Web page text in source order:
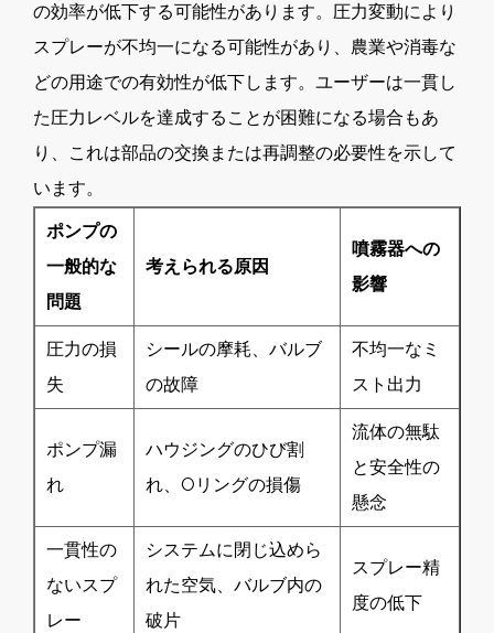
の効率が低下する可能性があります。圧力変動により
スプレーが不均一になる可能性があり、農業や消毒な
どの用途での有効性が低下します。ユーザーは一貫し
た圧力レベルを達成することが困難になる場合もあ
り、これは部品の交換または再調整の必要性を示して
います。
ポンプの
一般的な
問題
考えられる原因
噴霧器への
影響
圧力の損
失
シールの摩耗、バルブ
の故障
不均一なミ
スト出力
ポンプ漏
れ
ハウジングのひび割
れ、Oリングの損傷
流体の無駄
と安全性の
懸念
一貫性の
ないスプ
レー
システムに閉じ込めら
れた空気、バルブ内の
破片
スプレー精
度の低下